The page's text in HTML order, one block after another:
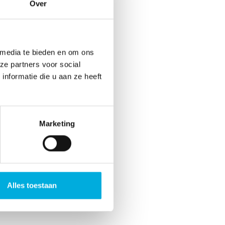
Over
te bieden en om ons
partners voor social
die u aan ze heeft
Marketing
Alles toestaan